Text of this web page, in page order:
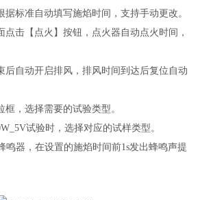
据标准自动填写施焰时间，支持手动更改。
点击【点火】按钮，点火器自动点火时间，
后自动开启排风，排风时间到达后复位自动
框，选择需要的试验类型。
W_5V试验时，选择对应的试样类型。
鸣器，在设置的施焰时间前1s发出蜂鸣声提